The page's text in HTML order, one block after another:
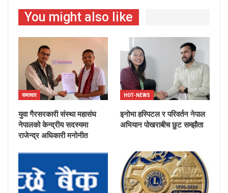
You might also like
समाचार
युवा गैरसरकारी संस्था महासंघ
नेपालको केन्द्रीय सदस्यमा
राजेन्द्र अधिकारी मनोनीत
HOT-NEWS
इनोभा हस्पिटल र परिवर्तन नेपाल
अभियान पोखराबीच छुट सम्झौता